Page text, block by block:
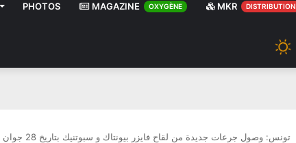
PHOTOS MAGAZINE OXYGÈNE MKR DISTRIBUTION
تونس: وصول جرعات جديدة من لقاح فايزر بيونتاك و سبوتنيك بتاريخ 28 جوان 2021